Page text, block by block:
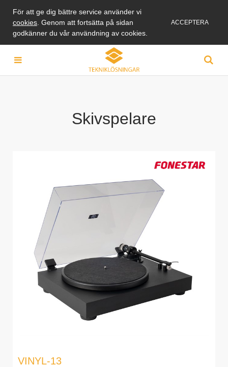
För att ge dig bättre service använder vi
cookies . Genom att fortsätta på sidan
godkänner du vår användning av cookies.
ACCEPTERA
Skivspelare
VINYL-13